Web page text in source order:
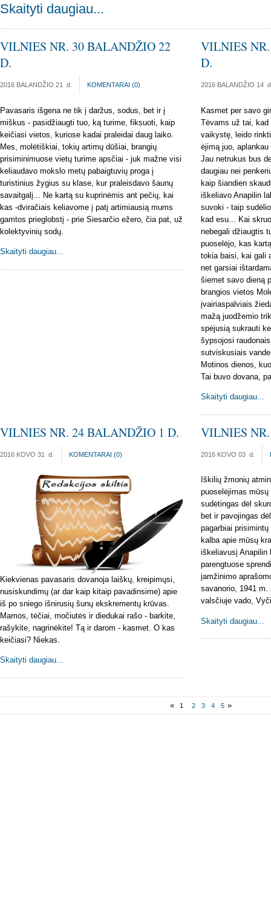
Skaityti daugiau...
VILNIES NR. 30 BALANDŽIO 22
D.
2016 BALANDŽIO 21 d. KOMENTARAI (0)
Pavasaris išgena ne tik į daržus, sodus, bet ir į
miškus - pasidžiaugti tuo, ką turime, fiksuoti, kaip
keičiasi vietos, kuriose kadai praleidai daug laiko.
Mes, molėtiškiai, tokių artimų dūšiai, brangių
prisiminimuose vietų turime apsčiai - juk mažne visi
keliaudavo mokslo metų pabaigtuvių proga į
turistinius žygius su klase, kur praleisdavo šaunų
savaitgalį... Ne kartą su kuprinėmis ant pečių, kai
kas -dviračiais keliavome į patį artimiausią mums
gamtos prieglobstį - prie Siesarčio ežero, čia pat, už
kolektyvinių sodų.
Skaityti daugiau...
VILNIES
D.
2016 BALANDŽIO 14
Kasmet per savo
Tėvams už tai, kad
vaikystę, leido
ėjimą juo,
Jau netrukus bus
daugiau nei
kaip šiandien
iškeliavo Anapilin
suvoki - taip
kad esu... Kai
nebegali džiaugtis
puoselėjo, kas
tokia baisi, kai gali
net garsiai
šiemet savo dieną
brangios vietos
įvairiaspalviais
mažą juodžemio
spėjusią sukrauti
šypsojosi
sutviskusiais
Motinos dienos,
Tai buvo dovana,
Skaityti daugiau...
VILNIES NR. 24 BALANDŽIO 1 D.
2016 KOVO 31 d. KOMENTARAI (0)
Kiekvienas pavasaris dovanoja laiškų, kreipimųsi,
nusiskundimų (ar dar kaip kitaip pavadinsime) apie
iš po sniego išnirusių šunų ekskrementų krūvas.
Mamos, tėčiai, močiutės ir diedukai rašo - barkite,
rašykite, nagrinėkite! Tą ir darom - kasmet. O kas
keičiasi? Niekas.
Skaityti daugiau...
VILNIES
2016 KOVO 03 d.
Iškilių žmonių
puoselėjimas
sudėtingas dėl
bet ir pavojingas
pagarbiai
kalba apie mūsų
iškeliavusį Anapilin
parengtuose
įamžinimo
savanorio, 1941
valsčiuje vado,
Skaityti daugiau...
« 1 2 3 4 5 »